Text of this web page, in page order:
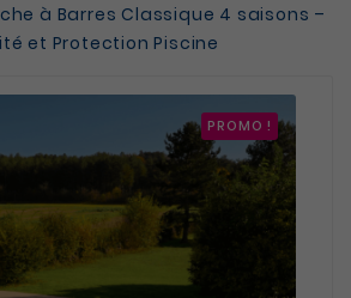
à Barres Classique 4 saisons –
et Protection Piscine
PROMO !